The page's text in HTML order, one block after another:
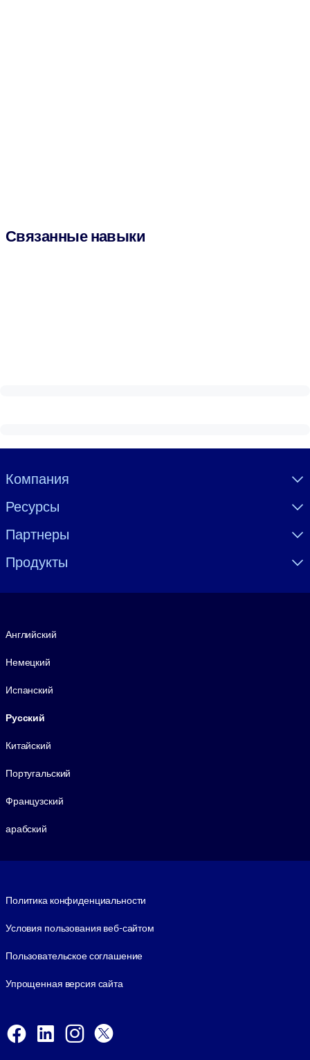
Связанные навыки
Visually hidden Text
Компания
Ресурсы
Партнеры
Продукты
Английский
Немецкий
Испанский
Русский
Китайский
Португальский
Французский
арабский
Политика конфиденциальности
Условия пользования веб-сайтом
Пользовательское соглашение
Упрощенная версия сайта
Facebook
LinkedInInstagram